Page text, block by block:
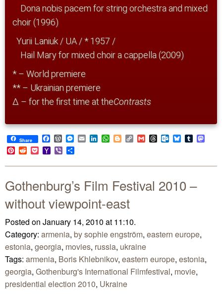
Dona nobis pacem for string orchestra and mixed
choir (1996)
Yurii Laniuk / UA / * 1957 /
Hail Mary for mixed choir a cappella (2009)
* – World premiere
** – Ukrainian premiere
Δ – for the first time at theContrasts
Share Facebook
WordPress
Messenger
EmailLinkedIn
WhatsApp
BloggerCopy
Link
GmailThreadsOutlook.com
BlueskyTumblr
Pinterest
RedditPocketYahoo
Mail
Viber
Gothenburg’s Film Festival 2010 –
without viewpoint-east
Posted on January 14, 2010 at 11:10.
Category: armenia, by sophie engström, eastern europe,
estonia, georgia, movies, russia, ukraine
Tags: armenia, Boris Khlebnikov, eastern europe, estonia,
georgia, Gothenburg's International Filmfestival, movie,
presidential election 2010, Ukraine